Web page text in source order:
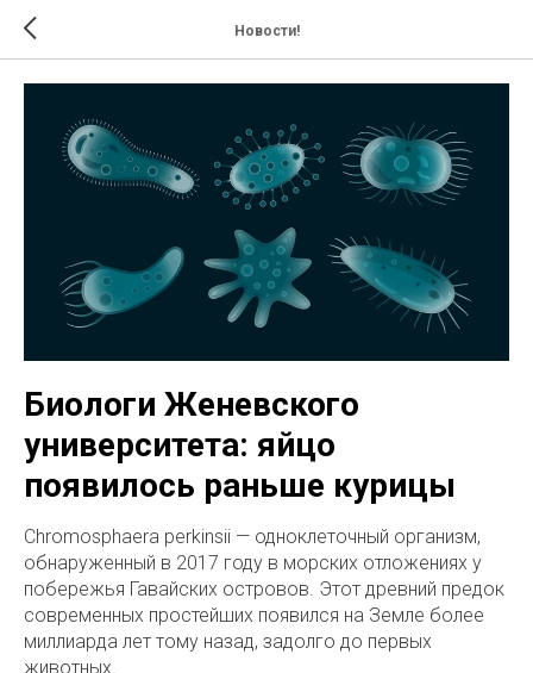
Новости!
Биологи Женевского
университета: яйцо
появилось раньше курицы
Chromosphaera perkinsii — одноклеточный организм,
обнаруженный в 2017 году в морских отложениях у
побережья Гавайских островов. Этот древний предок
современных простейших появился на Земле более
миллиарда лет тому назад, задолго до первых
животных.